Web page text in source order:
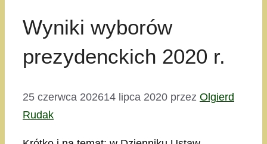
Wyniki wyborów
prezydenckich 2020 r.
25 czerwca 202614 lipca 2020 przez Olgierd
Rudak